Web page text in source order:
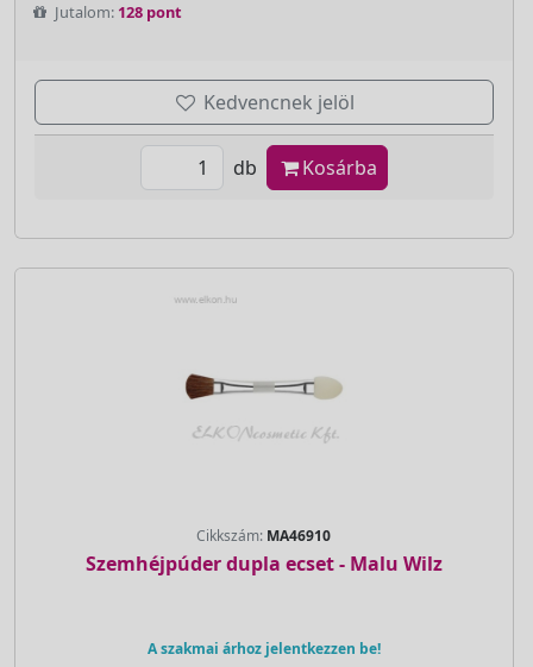
Jutalom: 128 pont
Kedvencnek jelöl
db Kosárba
Cikkszám: MA46910
Szemhéjpúder dupla ecset - Malu Wilz
A szakmai árhoz jelentkezzen be!